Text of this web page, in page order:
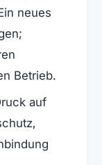
neues
Betrieb.
auf